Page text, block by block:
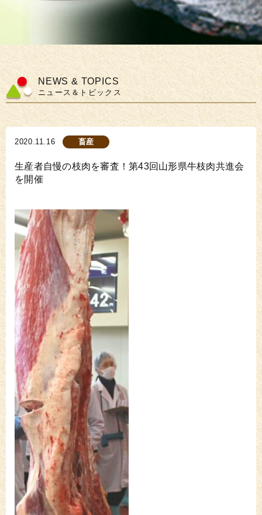
NEWS & TOPICS
ニュース＆トピックス
2020.11.16 畜産
生産者自慢の枝肉を審査！第43回山形県牛枝肉共進会
を開催